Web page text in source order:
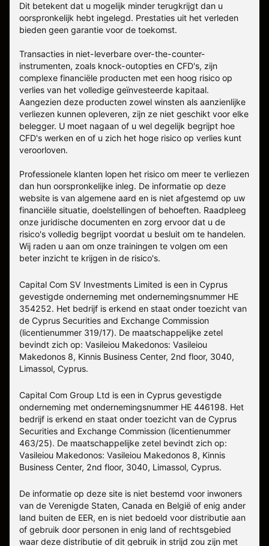
Dit betekent dat u mogelijk minder terugkrijgt dan u
oorspronkelijk hebt ingelegd. Prestaties uit het verleden
bieden geen garantie voor de toekomst.
Transacties in niet-leverbare over-the-counter-
instrumenten, zoals knock-outopties en CFD's, zijn
complexe financiële producten met een hoog risico op
verlies van het volledige geïnvesteerde kapitaal.
Aangezien deze producten zowel winsten als aanzienlijke
verliezen kunnen opleveren, zijn ze niet geschikt voor elke
belegger. U moet nagaan of u wel degelijk begrijpt hoe
CFD's werken en of u zich het hoge risico op verlies kunt
veroorloven.
Professionele klanten lopen het risico om meer te verliezen
dan hun oorspronkelijke inleg. De informatie op deze
website is van algemene aard en is niet afgestemd op uw
financiële situatie, doelstellingen of behoeften. Raadpleeg
onze juridische documenten en zorg ervoor dat u de
risico's volledig begrijpt voordat u besluit om te handelen.
Wij raden u aan om onze trainingen te volgen om een
beter inzicht te krijgen in de risico's.
Capital Com SV Investments Limited is een in Cyprus
gevestigde onderneming met ondernemingsnummer HE
354252. Het bedrijf is erkend en staat onder toezicht van
de Cyprus Securities and Exchange Commission
(licentienummer 319/17). De maatschappelijke zetel
bevindt zich op: Vasileiou Makedonos: Vasileiou
Makedonos 8, Kinnis Business Center, 2nd floor, 3040,
Limassol, Cyprus.
Capital Com Group Ltd is een in Cyprus gevestigde
onderneming met ondernemingsnummer ΗΕ 446198. Het
bedrijf is erkend en staat onder toezicht van de Cyprus
Securities and Exchange Commission (licentienummer
463/25). De maatschappelijke zetel bevindt zich op:
Vasileiou Makedonos: Vasileiou Makedonos 8, Kinnis
Business Center, 2nd floor, 3040, Limassol, Cyprus.
De informatie op deze site is niet bestemd voor inwoners
van de Verenigde Staten, Canada en België of enig ander
land buiten de EER, en is niet bedoeld voor distributie aan
of gebruik door personen in enig land of rechtsgebied
waar deze distributie of dit gebruik in strijd zou zijn met